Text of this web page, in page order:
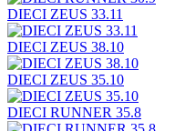
DIECI ZEUS 33.11
DIECI ZEUS 38.10
DIECI ZEUS 35.10
DIECI RUNNER 35.8